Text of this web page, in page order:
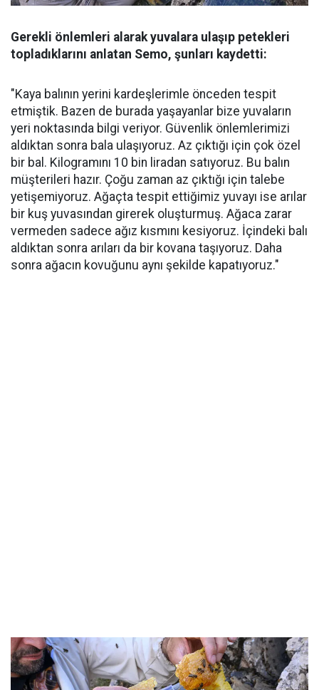
Gerekli önlemleri alarak yuvalara ulaşıp petekleri
topladıklarını anlatan Semo, şunları kaydetti:
"Kaya balının yerini kardeşlerimle önceden tespit
etmiştik. Bazen de burada yaşayanlar bize yuvaların
yeri noktasında bilgi veriyor. Güvenlik önlemlerimizi
aldıktan sonra bala ulaşıyoruz. Az çıktığı için çok özel
bir bal. Kilogramını 10 bin liradan satıyoruz. Bu balın
müşterileri hazır. Çoğu zaman az çıktığı için talebe
yetişemiyoruz. Ağaçta tespit ettiğimiz yuvayı ise arılar
bir kuş yuvasından girerek oluşturmuş. Ağaca zarar
vermeden sadece ağız kısmını kesiyoruz. İçindeki balı
aldıktan sonra arıları da bir kovana taşıyoruz. Daha
sonra ağacın kovuğunu aynı şekilde kapatıyoruz."